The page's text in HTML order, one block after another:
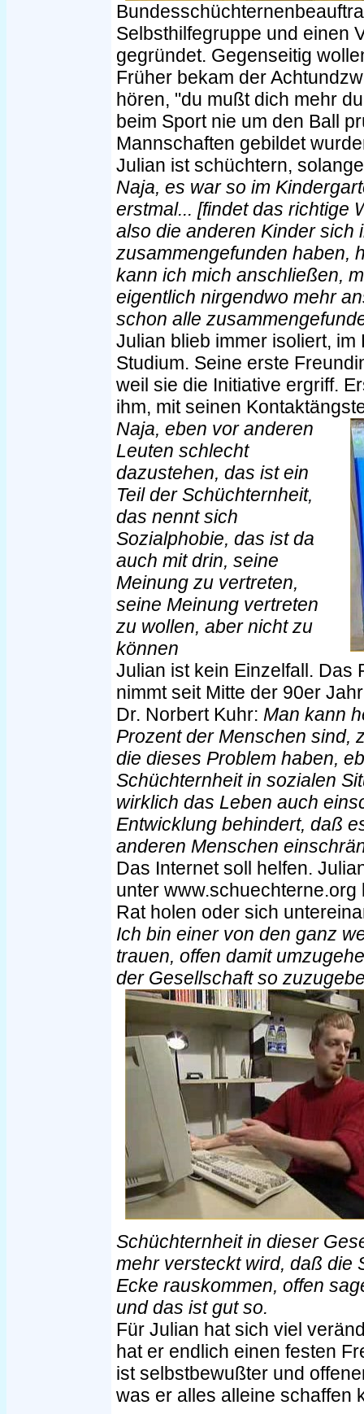
Selbsthilfegruppe und einen
gegründet. Gegenseitig
Früher bekam der
hören, "du mußt dich mehr
beim Sport nie um den Ball
Mannschaften gebildet
Julian ist schüchtern,
Naja, es war so im
erstmal... [findet das richtige
also die anderen Kinder sich
zusammengefunden haben,
kann ich mich anschließen,
eigentlich nirgendwo mehr
schon alle
Julian blieb immer isoliert,
Studium. Seine erste
weil sie die Initiative ergriff.
ihm, mit seinen
Naja, eben vor anderen
Leuten schlecht
dazustehen, das ist ein
Teil der Schüchternheit,
das nennt sich
Sozialphobie, das ist da
auch mit drin, seine
Meinung zu vertreten,
seine Meinung vertreten
zu wollen, aber nicht zu
können
Julian ist kein Einzelfall. Das
nimmt seit Mitte der 90er
Dr. Norbert Kuhr: Man kann
Prozent der Menschen sind,
die dieses Problem haben,
Schüchternheit in sozialen
wirklich das Leben auch
Entwicklung behindert, daß
anderen Menschen
Das Internet soll helfen.
unter
Rat holen oder sich
Ich bin einer von den ganz
trauen, offen damit
der Gesellschaft so
Schüchternheit in dieser
mehr versteckt wird, daß die
Ecke rauskommen, offen
und das ist gut so.
Für Julian hat sich viel
hat er endlich einen festen
ist selbstbewußter und
was er alles alleine schaffen